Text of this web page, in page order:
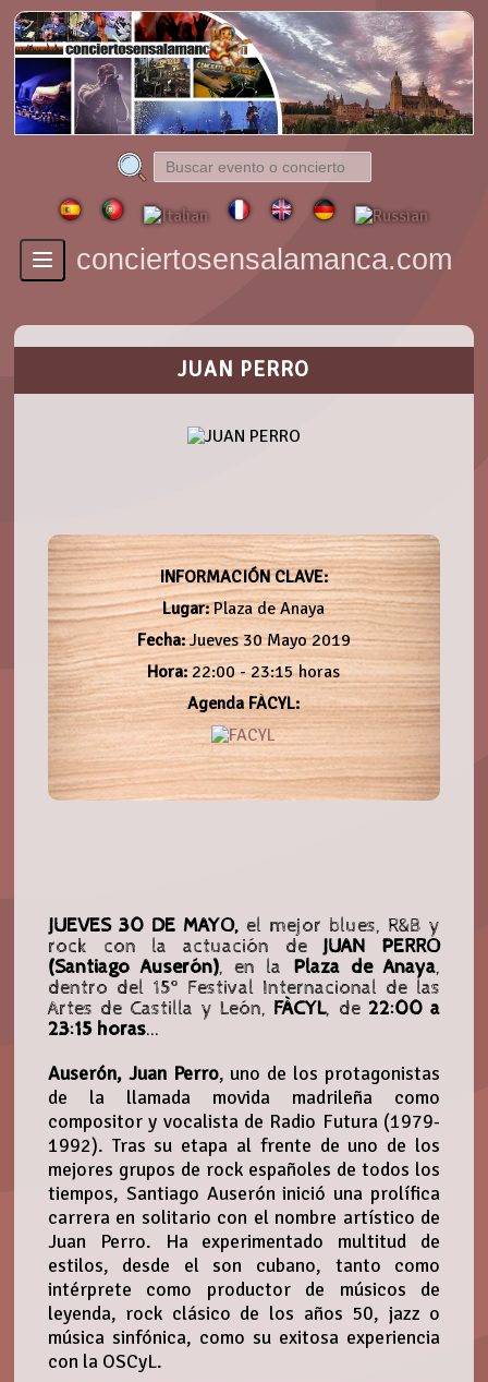
Toggle
navigationconciertosensalamanca.com
JUAN PERRO
INFORMACIÓN CLAVE:
Lugar:Plaza de Anaya
Fecha:Jueves 30 Mayo 2019
Hora:22:00 - 23:15 horas
Agenda FÀCYL:
JUEVES 30 DE MAYO,el mejor blues, R&B y
rock con la actuación de JUAN PERRO
(Santiago Auserón), en la Plaza de Anaya,
dentro del 15º Festival Internacional de las
Artes de Castilla y León, FÀCYL, de 22:00 a
23:15 horas...
Auserón, Juan Perro, uno de los protagonistas
de la llamada movida madrileña como
compositor y vocalista de Radio Futura (1979-
1992). Tras su etapa al frente de uno de los
mejores grupos de rock españoles de todos los
tiempos, Santiago Auserón inició una prolífica
carrera en solitario con el nombre artístico de
Juan Perro. Ha experimentado multitud de
estilos, desde el son cubano, tanto como
intérprete como productor de músicos de
leyenda, rock clásico de los años 50, jazz o
música sinfónica, como su exitosa experiencia
con la OSCyL.